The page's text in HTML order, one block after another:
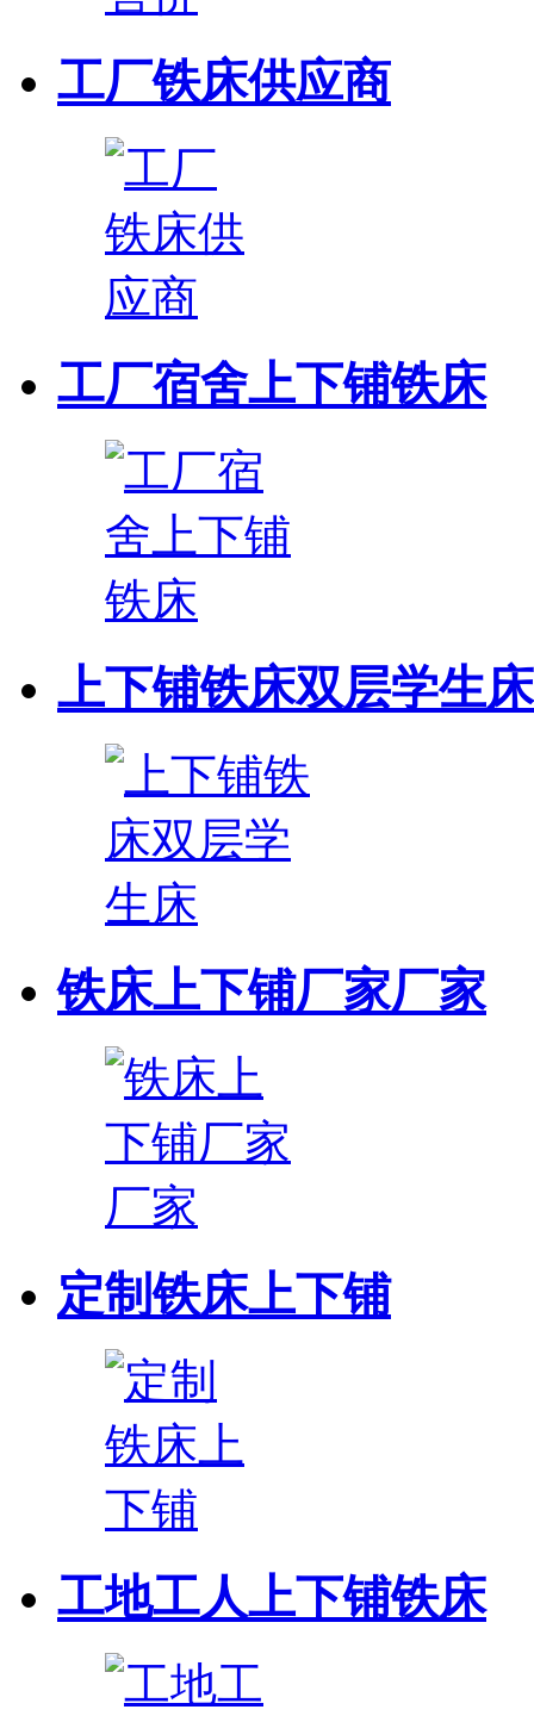
工厂铁床供应商
工厂宿舍上下铺铁床
上下铺铁床双层学生床
铁床上下铺厂家厂家
定制铁床上下铺
工地工人上下铺铁床